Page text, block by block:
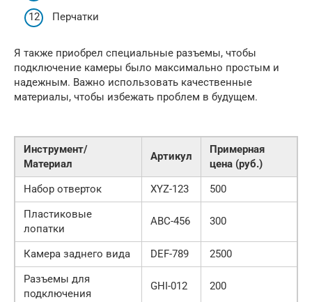
Перчатки
Я также приобрел специальные разъемы, чтобы
подключение камеры было максимально простым и
надежным. Важно использовать качественные
материалы, чтобы избежать проблем в будущем.
Инструмент/
Материал
Артикул
Примерная
цена (руб.)
Набор отверток
XYZ-123
500
Пластиковые
лопатки
ABC-456 300
Камера заднего вида DEF-789
2500
Разъемы для
подключения
GHI-012 200